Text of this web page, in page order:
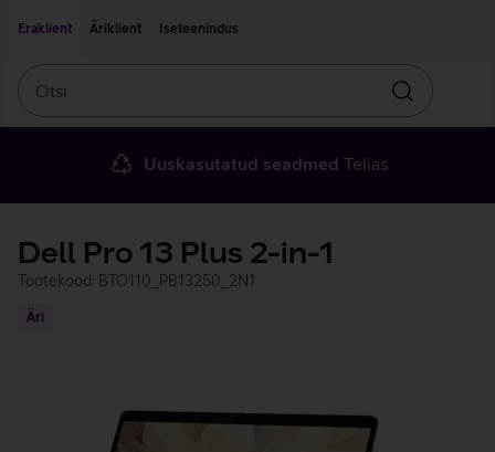
Eraklient
Äriklient Iseteenindus
Otsin
Uuskasutatud seadmed Telias
Dell Pro 13 Plus 2-in-1
Tootekood: BTO110_PB13250_2N1
Äri